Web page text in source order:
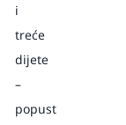
i
treće
dijete
–
popust